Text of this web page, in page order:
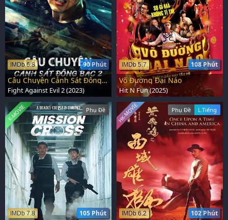
90 Phút
IMDb 6.8
Câu Chuyện Cảnh Sát Đông Bắc 2
Fight Against Evil 2 (2023)
108 Phút
IMDb 5.7
Võ Đường Đại Náo
Hit N Fun (2025)
Phụ Đề
105 Phút
IMDb 7.8
K-MOVIE Phụ Đề L.Tiếng
102 Phút
IMDb 6.2
HK-MOVIE